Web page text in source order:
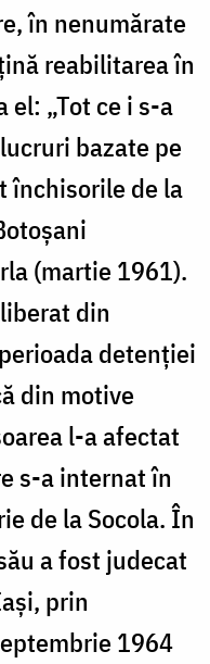
în nenumărate
reabilitarea în
„Tot ce i s-a
bazate pe
închisorile de la
(martie 1961).
din
detenției
din motive
l-a afectat
s-a internat în
de la Socola. În
a fost judecat
prin
1964